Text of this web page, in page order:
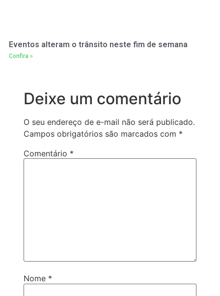
Eventos alteram o trânsito neste fim de semana
Confira »
Deixe um comentário
O seu endereço de e-mail não será publicado.
Campos obrigatórios são marcados com *
Comentário *
Nome *